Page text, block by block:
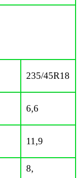
235/45R18
6,6
11,9
8,